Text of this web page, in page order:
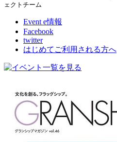
ェクトチーム
Event e情報
Facebook
twitter
はじめてご利用される方へ